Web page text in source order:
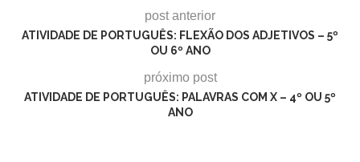
post anterior
ATIVIDADE DE PORTUGUÊS: FLEXÃO DOS ADJETIVOS – 5º
OU 6º ANO
próximo post
ATIVIDADE DE PORTUGUÊS: PALAVRAS COM X – 4º OU 5º
ANO